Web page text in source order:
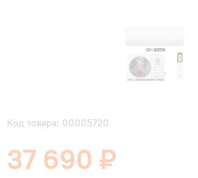
Код товара: 00005720
37 690 ₽